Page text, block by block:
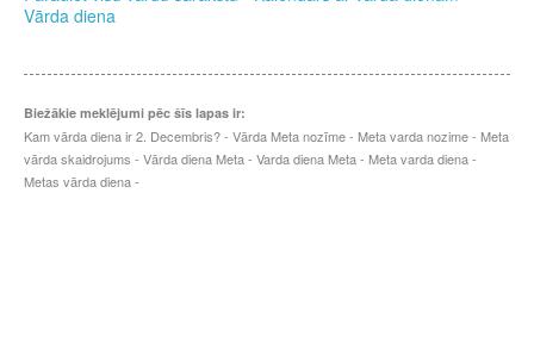
Vārda diena
Biežākie meklējumi pēc šīs lapas ir:
Kam vārda diena ir 2. Decembris? - Vārda Meta nozīme - Meta varda nozime - Meta
vārda skaidrojums - Vārda diena Meta - Varda diena Meta - Meta varda diena -
Metas vārda diena -